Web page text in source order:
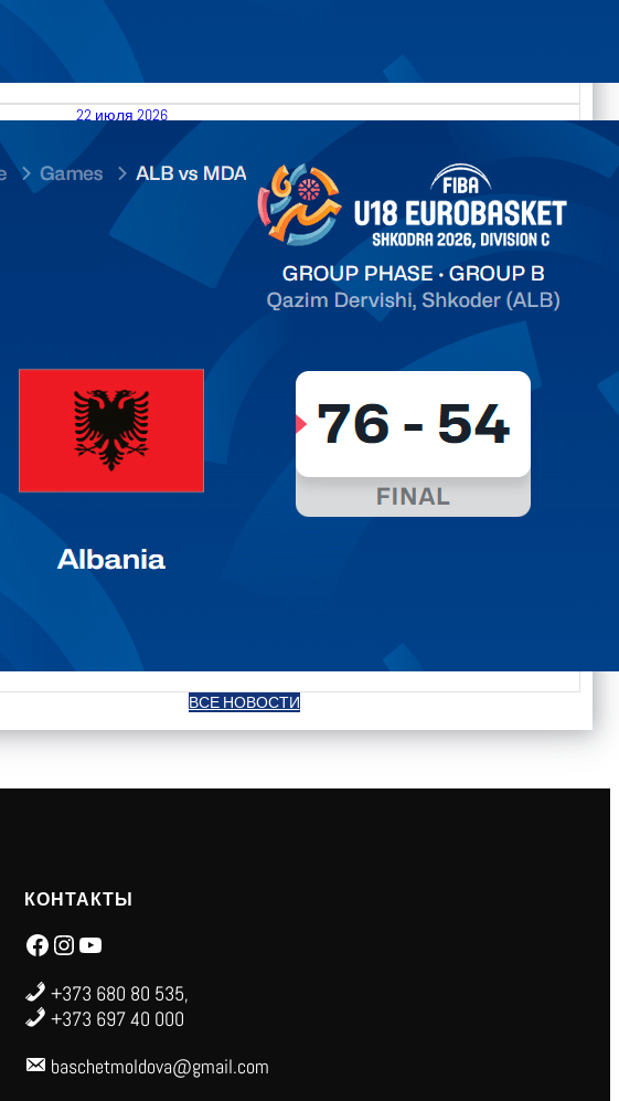
22 июля 2026
23.07.2026 Albania vs Moldova FIBA U18 EuroBasket 2026,
Division C
КалендарьТаблица Выберите Обзор Статистика Матч сыгран 0
Читать далее
ВСЕ НОВОСТИ
КОНТАКТЫ
Facebook Instagram YouTube
+373 680 80 535,
+373 697 40 000
baschetmoldova@gmail.com